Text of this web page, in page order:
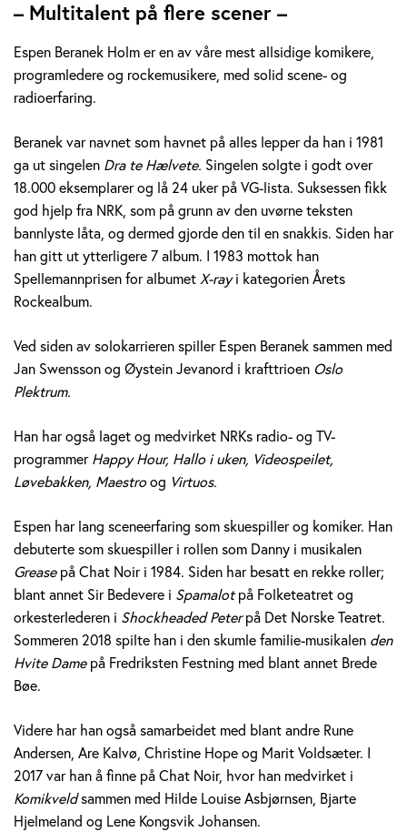
p
e
n
B
e
r
a
n
e
k
o
l
m
– Multitalent på flere scener –
Espen Beranek Holm er en av våre mest allsidige komikere,
programledere og rockemusikere, med solid scene- og
radioerfaring.
Beranek var navnet som havnet på alles lepper da han i 1981
ga ut singelen Dra te Hælvete. Singelen solgte i godt over
18.000 eksemplarer og lå 24 uker på VG-lista. Suksessen fikk
god hjelp fra NRK, som på grunn av den uvørne teksten
bannlyste låta, og dermed gjorde den til en snakkis. Siden har
han gitt ut ytterligere 7 album. I 1983 mottok han
Spellemannprisen for albumet X-rayi kategorien Årets
Rockealbum.
Ved siden av solokarrieren spiller Espen Beranek sammen med
Jan Swensson og Øystein Jevanord i krafttrioen Oslo
Plektrum.
Han har også laget og medvirket NRKs radio- og TV-
programmer Happy Hour, Hallo i uken, Videospeilet,
Løvebakken, Maestro og Virtuos.
Espen har lang sceneerfaring som skuespiller og komiker. Han
debuterte som skuespiller i rollen som Danny i musikalen
Grease på Chat Noir i 1984. Siden har besatt en rekke roller;
blant annet Sir Bedevere i Spamalotpå Folketeatret og
orkesterlederen i Shockheaded Peterpå Det Norske Teatret.
Sommeren 2018 spilte han i den skumle familie-musikalen den
Hvite Damepå Fredriksten Festning med blant annet Brede
Bøe.
Videre har han også samarbeidet med blant andre Rune
Andersen, Are Kalvø, Christine Hope og Marit Voldsæter. I
2017 var han å finne på Chat Noir, hvor han medvirket i
Komikveldsammen med Hilde Louise Asbjørnsen, Bjarte
Hjelmeland og Lene Kongsvik Johansen.